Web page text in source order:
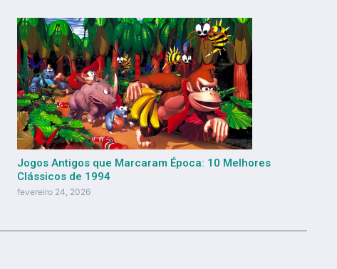
Jogos Antigos que Marcaram Época: 10 Melhores
Clássicos de 1994
fevereiro 24, 2026